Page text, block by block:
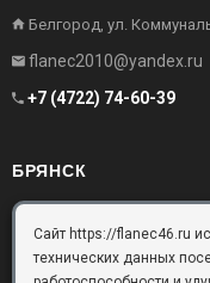
Белгород, ул.
flanec2010@yandex.ru
+7 (4722) 74-60-39
БРЯНСК
Брянск, Московский
flanec32@yandex.ru
Сайт https://flanec46.ru
технических данных